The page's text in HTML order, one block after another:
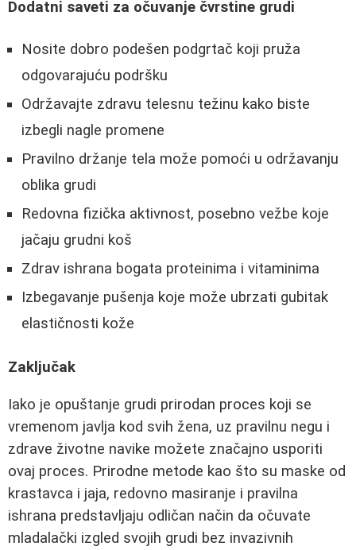
Dodatni saveti za očuvanje čvrstine grudi
Nosite dobro podešen podgrtač koji pruža
odgovarajuću podršku
Održavajte zdravu telesnu težinu kako biste
izbegli nagle promene
Pravilno držanje tela može pomoći u održavanju
oblika grudi
Redovna fizička aktivnost, posebno vežbe koje
jačaju grudni koš
Zdrav ishrana bogata proteinima i vitaminima
Izbegavanje pušenja koje može ubrzati gubitak
elastičnosti kože
Zaključak
Iako je opuštanje grudi prirodan proces koji se
vremenom javlja kod svih žena, uz pravilnu negu i
zdrave životne navike možete značajno usporiti
ovaj proces. Prirodne metode kao što su maske od
krastavca i jaja, redovno masiranje i pravilna
ishrana predstavljaju odličan način da očuvate
mladalački izgled svojih grudi bez invazivnih